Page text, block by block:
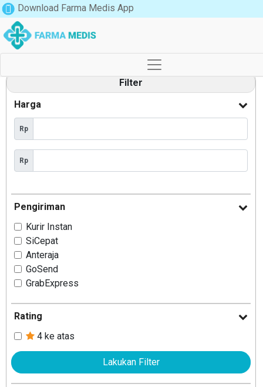
Filter
Harga
Rp
Rp
Pengiriman
Kurir Instan
SiCepat
Anteraja
GoSend
GrabExpress
Rating
4 ke atas
Lakukan Filter
Download Farma Medis App